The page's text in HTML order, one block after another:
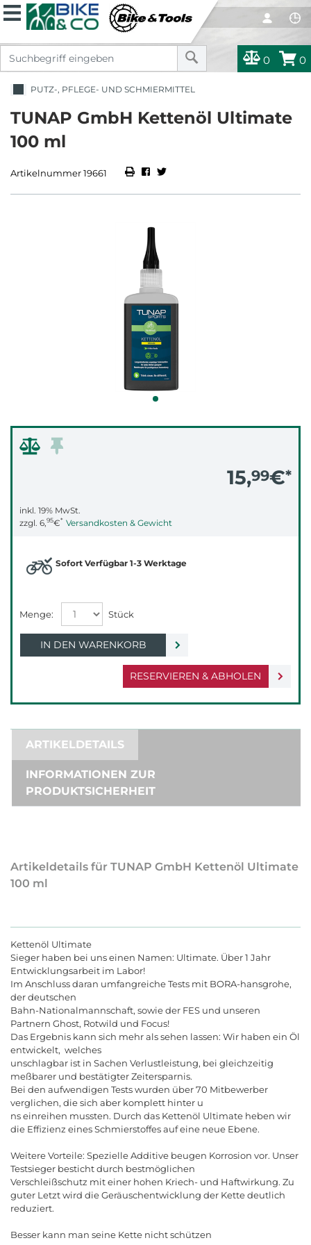
0 0
PUTZ-, PFLEGE- UND SCHMIERMITTEL
TUNAP GmbH Kettenöl Ultimate
100 ml
Artikelnummer 19661
15,99€*
inkl. 19% MwSt.
zzgl. 6,95€* Versandkosten & Gewicht
RESERVIEREN & ABHOLEN
Sofort Verfügbar 1-3 Werktage
IN DEN WARENKORB
ARTIKELDETAILS
INFORMATIONEN ZUR
PRODUKTSICHERHEIT
Artikeldetails für TUNAP GmbH Kettenöl Ultimate
100 ml
Kettenöl Ultimate
Sieger haben bei uns einen Namen: Ultimate. Über 1 Jahr
Entwicklungsarbeit im Labor!
Im Anschluss daran umfangreiche Tests mit BORA-hansgrohe,
der deutschen
Bahn-Nationalmannschaft, sowie der FES und unseren
Partnern Ghost, Rotwild und Focus!
Das Ergebnis kann sich mehr als sehen lassen: Wir haben ein Öl
entwickelt, welches
unschlagbar ist in Sachen Verlustleistung, bei gleichzeitig
meßbarer und bestätigter Zeitersparnis.
Bei den aufwendigen Tests wurden über 70 Mitbewerber
verglichen, die sich aber komplett hinter u
ns einreihen mussten. Durch das Kettenöl Ultimate heben wir
die Effizienz eines Schmierstoffes auf eine neue Ebene.
Weitere Vorteile: Spezielle Additive beugen Korrosion vor. Unser
Testsieger besticht durch bestmöglichen
Verschleißschutz mit einer hohen Kriech- und Haftwirkung. Zu
guter Letzt wird die Geräuschentwicklung der Kette deutlich
reduziert.
Besser kann man seine Kette nicht schützen